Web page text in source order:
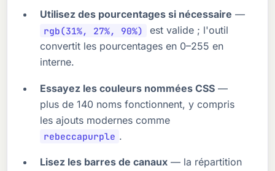
Utilisez des pourcentages si nécessaire —
rgb(31%, 27%, 90%)
est valide ; l'outil
convertit les pourcentages en 0–255 en
interne.
Essayez les couleurs nommées CSS—
plus de 140 noms fonctionnent, y compris
les ajouts modernes comme
rebeccapurple .
Lisez les barres de canaux— la répartition